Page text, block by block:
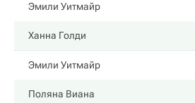
Эмили Уитмайр
Ханна Голди
Эмили Уитмайр
Поляна Виана